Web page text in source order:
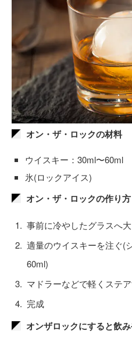
オン・ザ・ロックの材料
ウイスキー：30ml〜60ml
氷(ロックアイス)
オン・ザ・ロックの作り方
事前に冷やしたグラスへ
適量のウイスキーを注ぐ(
60ml)
マドラーなどで軽くステ
完成
オンザロックにすると飲み